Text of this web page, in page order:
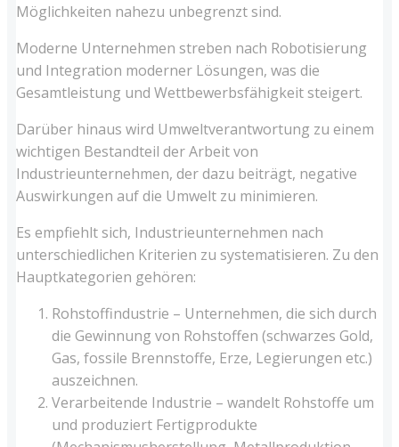
Möglichkeiten nahezu unbegrenzt sind.
Moderne Unternehmen streben nach Robotisierung
und Integration moderner Lösungen, was die
Gesamtleistung und Wettbewerbsfähigkeit steigert.
Darüber hinaus wird Umweltverantwortung zu einem
wichtigen Bestandteil der Arbeit von
Industrieunternehmen, der dazu beiträgt, negative
Auswirkungen auf die Umwelt zu minimieren.
Es empfiehlt sich, Industrieunternehmen nach
unterschiedlichen Kriterien zu systematisieren. Zu den
Hauptkategorien gehören:
Rohstoffindustrie – Unternehmen, die sich durch
die Gewinnung von Rohstoffen (schwarzes Gold,
Gas, fossile Brennstoffe, Erze, Legierungen etc.)
auszeichnen.
Verarbeitende Industrie – wandelt Rohstoffe um
und produziert Fertigprodukte